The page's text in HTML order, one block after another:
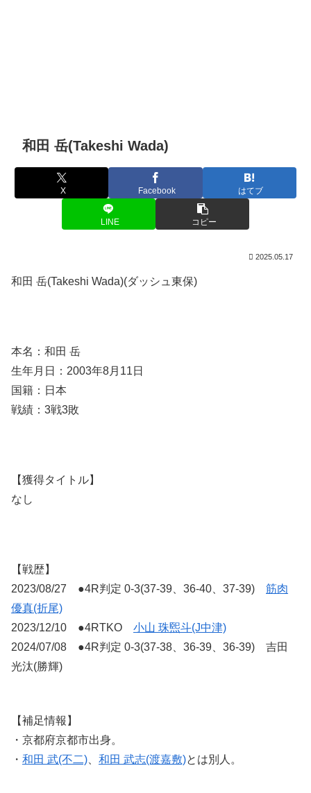
和田 岳(Takeshi Wada)
X Facebook はてブ
LINE コピー
2025.05.17
和田 岳(Takeshi Wada)(ダッシュ東保)
本名：和田 岳
生年月日：2003年8月11日
国籍：日本
戦績：3戦3敗
【獲得タイトル】
なし
【戦歴】
2023/08/27 ●4R判定 0-3(37-39、36-40、37-39) 筋肉
優真(折尾)
2023/12/10 ●4RTKO 小山 珠煕斗(J中津)
2024/07/08 ●4R判定 0-3(37-38、36-39、36-39) 吉田
光汰(勝輝)
【補足情報】
・京都府京都市出身。
・ 和田 武(不二) 和田 武志(渡嘉敷)とは別人。